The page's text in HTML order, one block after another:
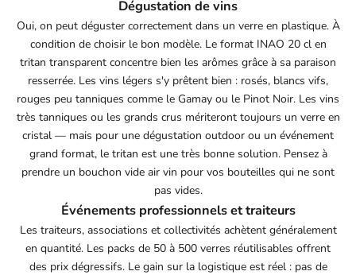
Dégustation de vins
Oui, on peut déguster correctement dans un verre en plastique. À
condition de choisir le bon modèle. Le format INAO 20 cl en
tritan transparent concentre bien les arômes grâce à sa paraison
resserrée. Les vins légers s'y prêtent bien : rosés, blancs vifs,
rouges peu tanniques comme le Gamay ou le Pinot Noir. Les vins
très tanniques ou les grands crus mériteront toujours un verre en
cristal — mais pour une dégustation outdoor ou un événement
grand format, le tritan est une très bonne solution. Pensez à
prendre un bouchon vide air vin pour vos bouteilles qui ne sont
pas vides.
Événements professionnels et traiteurs
Les traiteurs, associations et collectivités achètent généralement
en quantité. Les packs de 50 à 500 verres réutilisables offrent
des prix dégressifs. Le gain sur la logistique est réel : pas de